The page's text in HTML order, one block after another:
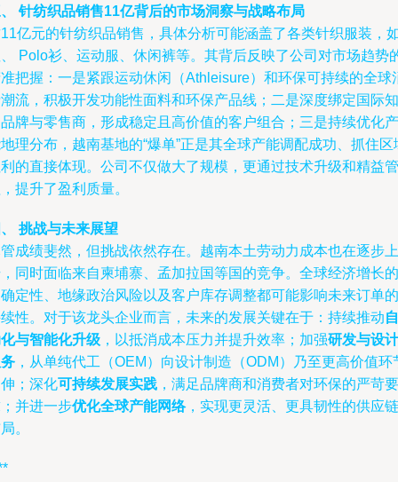
针纺织品销售11亿背后的市场洞察与战略布局
亿元的针纺织品销售，具体分析可能涵盖了各类针织服装，
Polo衫、运动服、休闲裤等。其背后反映了公司对市场趋势
把握：一是紧跟运动休闲（Athleisure）和环保可持续的全球
流，积极开发功能性面料和环保产品线；二是深度绑定国际知
牌与零售商，形成稳定且高价值的客户组合；三是持续优化产
理分布，越南基地的“爆单”正是其全球产能调配成功、抓住区
的直接体现。公司不仅做大了规模，更通过技术升级和精益管
提升了盈利质量。
挑战与未来展望
成绩斐然，但挑战依然存在。越南本土劳动力成本也在逐步上
同时面临来自柬埔寨、孟加拉国等国的竞争。全球经济增长的
定性、地缘政治风险以及客户库存调整都可能影响未来订单的
性。对于该龙头企业而言，未来的发展关键在于：持续推动自
与智能化升级 ，以抵消成本压力并提升效率；加强研发与设计
，从单纯代工（OEM）向设计制造（ODM）乃至更高价值环
；深化可持续发展实践 ，满足品牌商和消费者对环保的严苛要
并进一步优化全球产能网络，实现更灵活、更具韧性的供应链
。